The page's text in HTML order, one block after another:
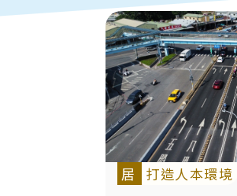
居 打造人本環境